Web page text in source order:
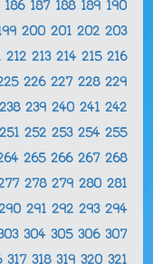
186 187 188 189 190
200 201 202 203
212 213 214 215 216
226 227 228 229
238 239 240 241 242
251 252 253 254 255
265 266 267 268
278 279 280 281
291 292 293 294
304 305 306 307